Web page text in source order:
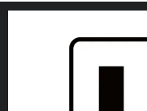
NYHETER